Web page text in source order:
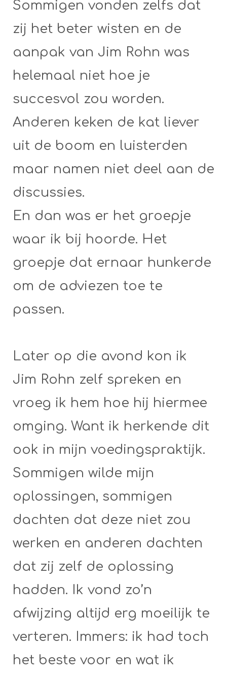
Sommigen vonden zelfs dat
zij het beter wisten en de
aanpak van Jim Rohn was
helemaal niet hoe je
succesvol zou worden.
Anderen keken de kat liever
uit de boom en luisterden
maar namen niet deel aan de
discussies.
En dan was er het groepje
waar ik bij hoorde. Het
groepje dat ernaar hunkerde
om de adviezen toe te
passen.
Later op die avond kon ik
Jim Rohn zelf spreken en
vroeg ik hem hoe hij hiermee
omging. Want ik herkende dit
ook in mijn voedingspraktijk.
Sommigen wilde mijn
oplossingen, sommigen
dachten dat deze niet zou
werken en anderen dachten
dat zij zelf de oplossing
hadden. Ik vond zo’n
afwijzing altijd erg moeilijk te
verteren. Immers: ik had toch
het beste voor en wat ik